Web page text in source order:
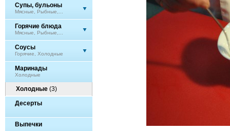
Супы, бульоны
Мясные, Рыбные,...
Горячие блюда
Мясные, Рыбные,...
Соусы
Горячие, Холодные
Маринады
Холодные
Холодные (3)
Десерты
Выпечки